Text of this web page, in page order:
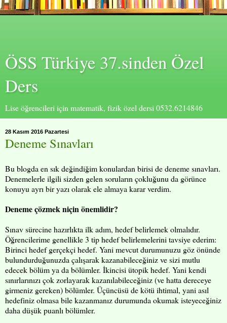
ÖSS Türkiye 37.sinden Özel
Ders
Lise öğrencileri için matematik, fizik özel dersi 0532.6214846
28 Kasım 2016 Pazartesi
Deneme Sınavları
Bu blogda en sık değindiğim konulardan birisi de deneme sınavları.
Denemelerle ilgili sizden gelen soruların çokluğunu da görünce
konuyu ayrı bir yazı olarak ele almaya karar verdim.
Deneme çözmek niçin önemlidir?
Sınav sürecine hazırlıkta ilk adım, hedef belirlemek olmalıdır.
Öğrencilerime genellikle 3 tip hedef belirlemelerini tavsiye ederim:
Birinci hedef gerçekçi hedef. Yani mevcut durumunuzu göz önünde
bulundurduğunuzda çalışarak kazanabileceğiniz ve sizi mutlu
edecek bölüm ya da bölümler. İkincisi ütopik hedef. Yani kendi
sınırlarınızı çok zorlayarak kazanılabileceğiniz (ve hatta dereceye
girmeniz gereken) bölümler. Üçüncüsü de kötü ihtimal, yani asıl
hedefiniz olmasa bile kazanmanız durumunda okumak isteyeceğiniz
daha düşük puanlı bölümler.